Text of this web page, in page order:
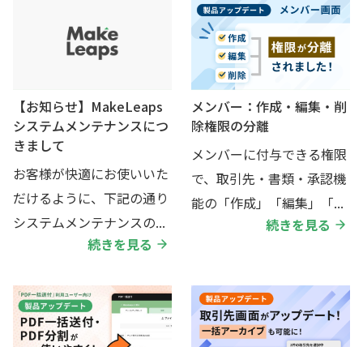
【お知らせ】MakeLeaps
システムメンテナンスにつ
きまして
お客様が快適にお使いいた
だけるように、下記の通り
システムメンテナンスの...
続きを見る
メンバー：作成・編集・削
除権限の分離
メンバーに付与できる権限
で、取引先・書類・承認機
能の「作成」「編集」「...
続きを見る